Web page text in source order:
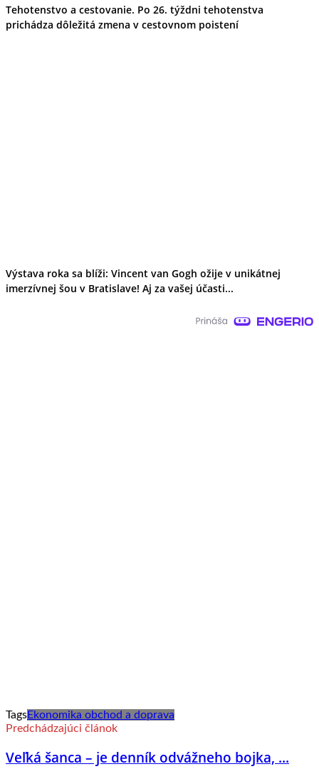
Tehotenstvo a cestovanie. Po 26. týždni tehotenstva
prichádza dôležitá zmena v cestovnom poistení
Výstava roka sa blíži: Vincent van Gogh ožije v unikátnej
imerzívnej šou v Bratislave! Aj za vašej účasti...
TagsEkonomika obchod a doprava
Predchádzajúci článok
Veľká šanca – je denník odvážneho bojka, ...